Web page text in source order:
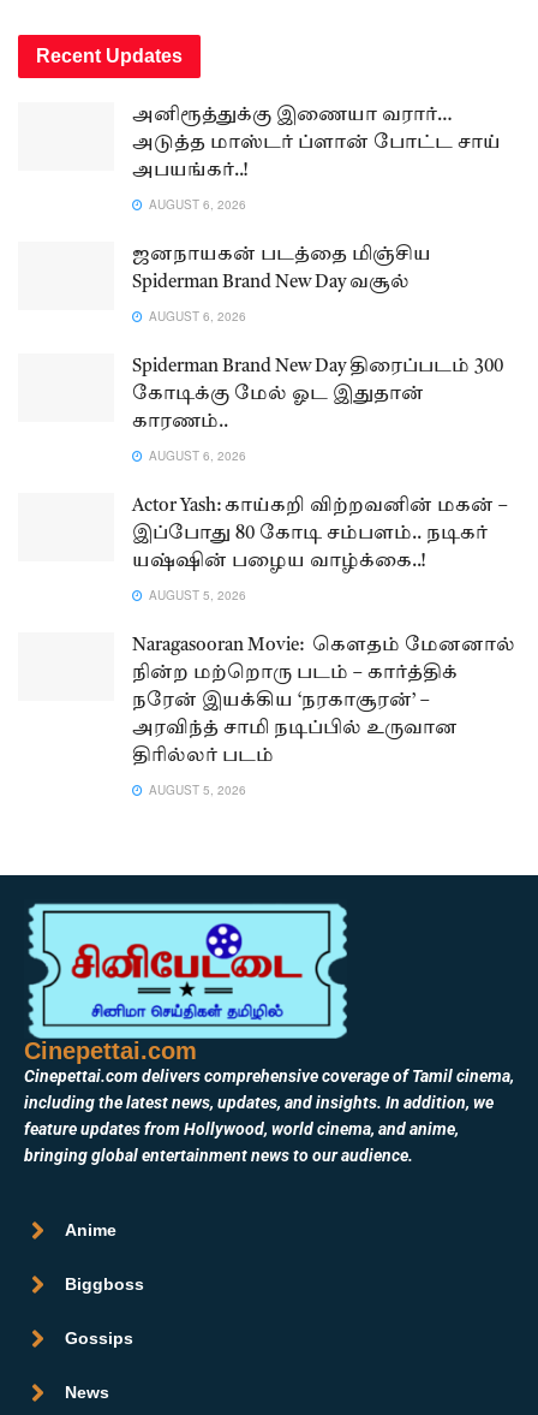
Recent Updates
அனிரூத்துக்கு இணையா வரார்…
அடுத்த மாஸ்டர் ப்ளான் போட்ட சாய்
அபயங்கர்..!
AUGUST 6, 2026
ஜனநாயகன் படத்தை மிஞ்சிய
Spiderman Brand New Day வசூல்
AUGUST 6, 2026
Spiderman Brand New Day திரைப்படம் 300
கோடிக்கு மேல் ஓட இதுதான்
காரணம்..
AUGUST 6, 2026
Actor Yash: காய்கறி விற்றவனின் மகன் –
இப்போது 80 கோடி சம்பளம்.. நடிகர்
யஷ்ஷின் பழைய வாழ்க்கை..!
AUGUST 5, 2026
Naragasooran Movie: கௌதம் மேனனால்
நின்ற மற்றொரு படம் – கார்த்திக்
நரேன் இயக்கிய ‘நரகாசூரன்’ –
அரவிந்த் சாமி நடிப்பில் உருவான
திரில்லர் படம்
AUGUST 5, 2026
Cinepettai.com
Cinepettai.com delivers comprehensive coverage of Tamil cinema,
including the latest news, updates, and insights. In addition, we
feature updates from Hollywood, world cinema, and anime,
bringing global entertainment news to our audience.
Anime
Biggboss
Gossips
News